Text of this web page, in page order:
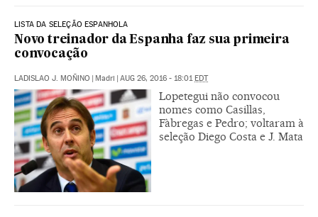
LISTA DA SELEÇÃO ESPANHOLA
Novo treinador da Espanha faz sua primeira
convocação
LADISLAO J. MOÑINO | Madri | AUG 26, 2016 - 18:01EDT
Lopetegui não convocou
nomes como Casillas,
Fàbregas e Pedro; voltaram à
seleção Diego Costa e J. Mata